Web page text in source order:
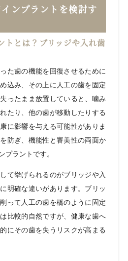
ンプラントを検討す
トとは？ブリッジや入れ歯
た歯の機能を回復させるために
込み、その上に人工の歯を固定
ったまま放置していると、噛み
たり、他の歯が移動したりする
に影響を与える可能性がありま
防ぎ、機能性と審美性の両面か
プラントです。
て挙げられるのがブリッジや入
明確な違いがあります。ブリッ
って人工の歯を橋のように固定
比較的自然ですが、健康な歯へ
にその歯を失うリスクが高まる